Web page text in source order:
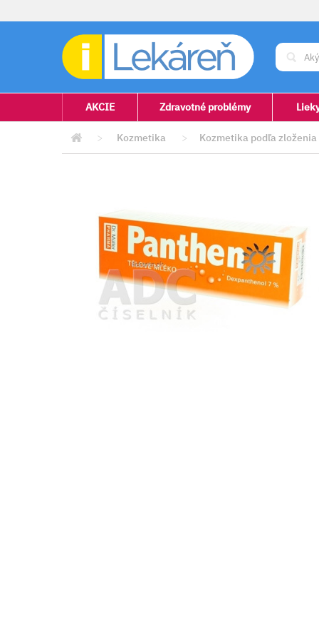
AKCIE Zdravotné problémy
> Kozmetika > Kozmetika podľa zloženia